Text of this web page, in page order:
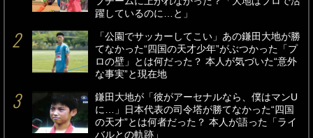
躍しているのに…と」
「公園でサッカーしてこい」あの鎌田大地が勝
てなかった“四国の天才少年”がぶつかった「プ
ロの壁」とは何だった？ 本人が気づいた“意外
な事実”と現在地
鎌田大地が「彼がアーセナルなら、僕はマンU
に…」日本代表の司令塔が勝てなかった“四国
の天才”とは何者だった？ 本人が語った「ライ
バルとの軌跡」